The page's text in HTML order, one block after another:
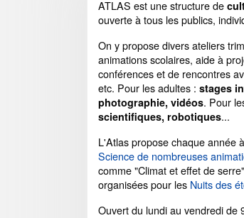
ATLAS est une structure de
ouverte à tous les publics,
On y propose divers ateliers
animations scolaires, aide à
conférences et de rencontres
etc. Pour les adultes : stages
photographie, vidéos. Pour
scientifiques, robotiques...
L'Atlas propose chaque année
Science de nombreuses
comme "Climat et effet de
organisées pour les Nuits des
Ouvert du lundi au vendredi de